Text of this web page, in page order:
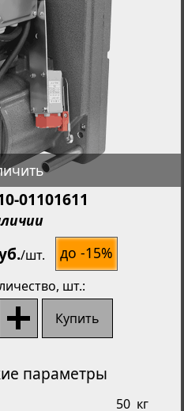
01101611
/шт. до -15%
, шт.:
Купить
параметры
50 кг